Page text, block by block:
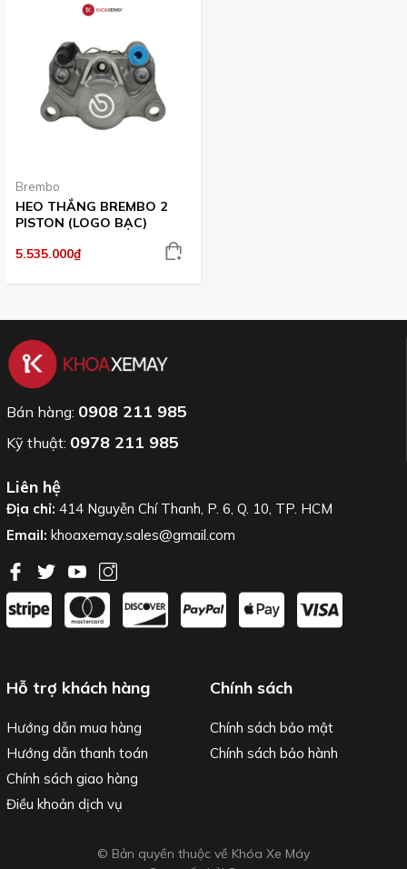
Brembo
HEO THẮNG BREMBO 2
PISTON (LOGO BẠC)
5.535.000₫
Bán hàng: 0908 211 985
Kỹ thuật: 0978 211 985
Liên hệ
Địa chỉ: 414 Nguyễn Chí Thanh, P. 6, Q. 10, TP. HCM
Email: khoaxemay.sales@gmail.com
Hỗ trợ khách hàng
Hướng dẫn mua hàng
Hướng dẫn thanh toán
Chính sách giao hàng
Điều khoản dịch vụ
Chính sách
Chính sách bảo mật
Chính sách bảo hành
© Bản quyền thuộc về Khóa Xe Máy